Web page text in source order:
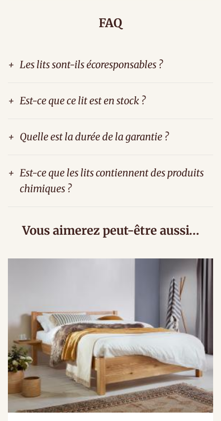
FAQ
+ Les lits sont-ils écoresponsables ?
+ Est-ce que ce lit est en stock ?
+ Quelle est la durée de la garantie ?
+ Est-ce que les lits contiennent des produits
chimiques ?
Vous aimerez peut-être aussi…